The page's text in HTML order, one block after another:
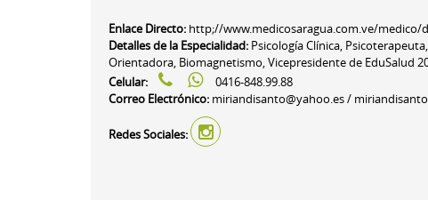
Enlace Directo: http;//www.medicosaragua.com.ve/medico/
Detalles de la Especialidad: Psicología Clínica,
Orientadora, Biomagnetismo, Vicepresidente de EduSalud
Celular:
0416-848.99.88
Correo Electrónico: miriandisanto@yahoo.es /
Redes Sociales: